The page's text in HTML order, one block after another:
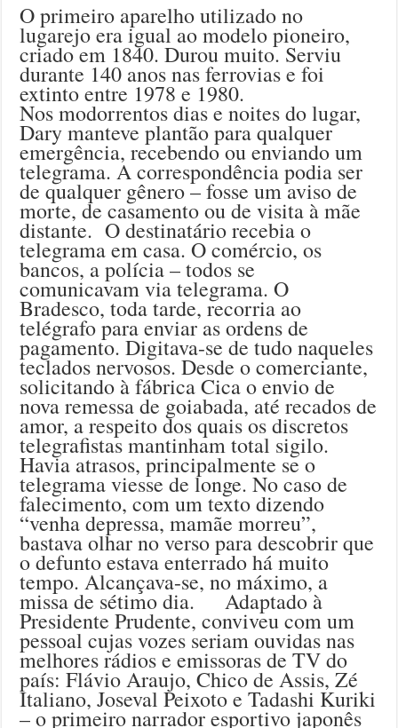
O primeiro aparelho utilizado no
lugarejo era igual ao modelo pioneiro,
criado em 1840. Durou muito. Serviu
durante 140 anos nas ferrovias e foi
extinto entre 1978 e 1980.
Nos modorrentos dias e noites do lugar,
Dary manteve plantão para qualquer
emergência, recebendo ou enviando um
telegrama. A correspondência podia ser
de qualquer gênero – fosse um aviso de
morte, de casamento ou de visita à mãe
distante. O destinatário recebia o
telegrama em casa. O comércio, os
bancos, a polícia – todos se
comunicavam via telegrama. O
Bradesco, toda tarde, recorria ao
telégrafo para enviar as ordens de
pagamento. Digitava-se de tudo naqueles
teclados nervosos. Desde o comerciante,
solicitando à fábrica Cica o envio de
nova remessa de goiabada, até recados de
amor, a respeito dos quais os discretos
telegrafistas mantinham total sigilo.
Havia atrasos, principalmente se o
telegrama viesse de longe. No caso de
falecimento, com um texto dizendo
“venha depressa, mamãe morreu”,
bastava olhar no verso para descobrir que
o defunto estava enterrado há muito
tempo. Alcançava-se, no máximo, a
missa de sétimo dia. Adaptado à
Presidente Prudente, conviveu com um
pessoal cujas vozes seriam ouvidas nas
melhores rádios e emissoras de TV do
país: Flávio Araujo, Chico de Assis, Zé
Italiano, Joseval Peixoto e Tadashi Kuriki
– o primeiro narrador esportivo japonês